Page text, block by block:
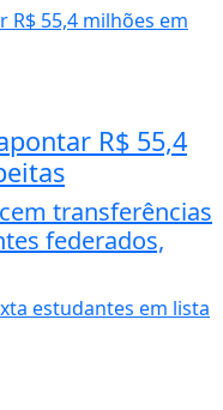
R$ 55,4
transferências
federados,